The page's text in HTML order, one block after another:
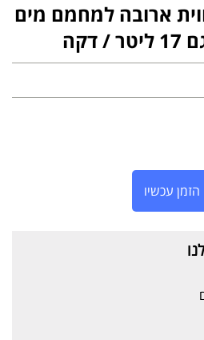
+ זווית ארובה למחמם מים
הזמן עכשיו